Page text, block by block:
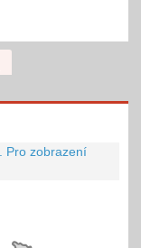
Pro zobrazení